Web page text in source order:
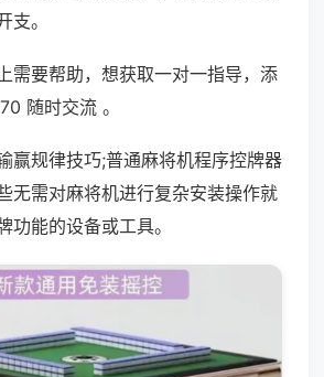
支。
需要帮助，想获取一对一指导，添
随时交流 。
赢规律技巧;普通麻将机程序控牌器
无需对麻将机进行复杂安装操作就
功能的设备或工具。